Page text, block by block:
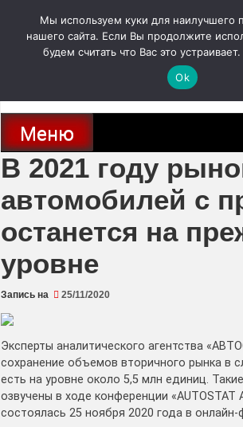
содержимому
Новости про современные автомобили и не
и отечественного автопрома
Меню
В 2021 году
автомобилей с
останется на
уровне
Запись на 25/11/2020
Эксперты аналитического агентства
сохранение объемов вторичного рынка в
есть на уровне около 5,5 млн единиц.
озвучены в ходе конференции «AUTOSTAT
состоялась 25 ноября 2020 года в онлайн-
Мы используем куки для наилучшего
нашего сайта. Если Вы продолжите
будем считать что Вас это устраивает.
Ok